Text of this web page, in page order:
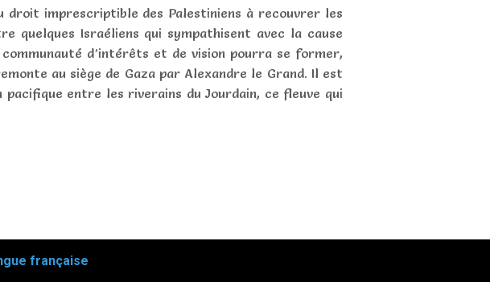
droit imprescriptible des Palestiniens à recouvrer les
quelques Israéliens qui sympathisent avec la cause
d’intérêts et de vision pourra se former,
au siège de Gaza par Alexandre le Grand. Il est
entre les riverains du Jourdain, ce fleuve qui
française